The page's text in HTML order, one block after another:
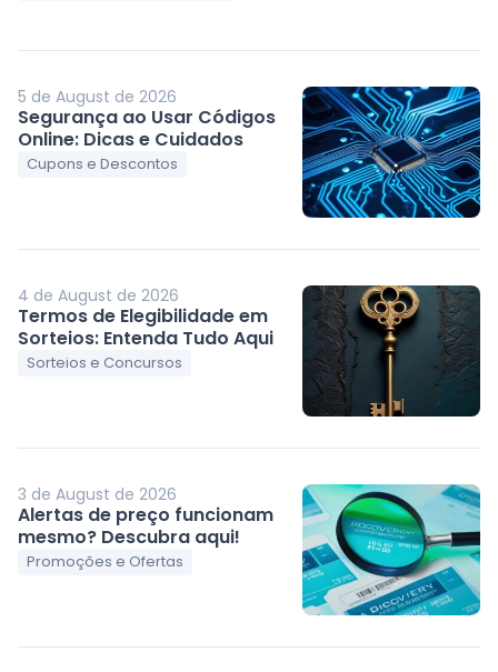
5 de August de 2026
Segurança ao Usar Códigos
Online: Dicas e Cuidados
Cupons e Descontos
4 de August de 2026
Termos de Elegibilidade em
Sorteios: Entenda Tudo Aqui
Sorteios e Concursos
3 de August de 2026
Alertas de preço funcionam
mesmo? Descubra aqui!
Promoções e Ofertas